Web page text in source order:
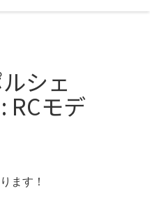
シェ
RCモデ
ます！